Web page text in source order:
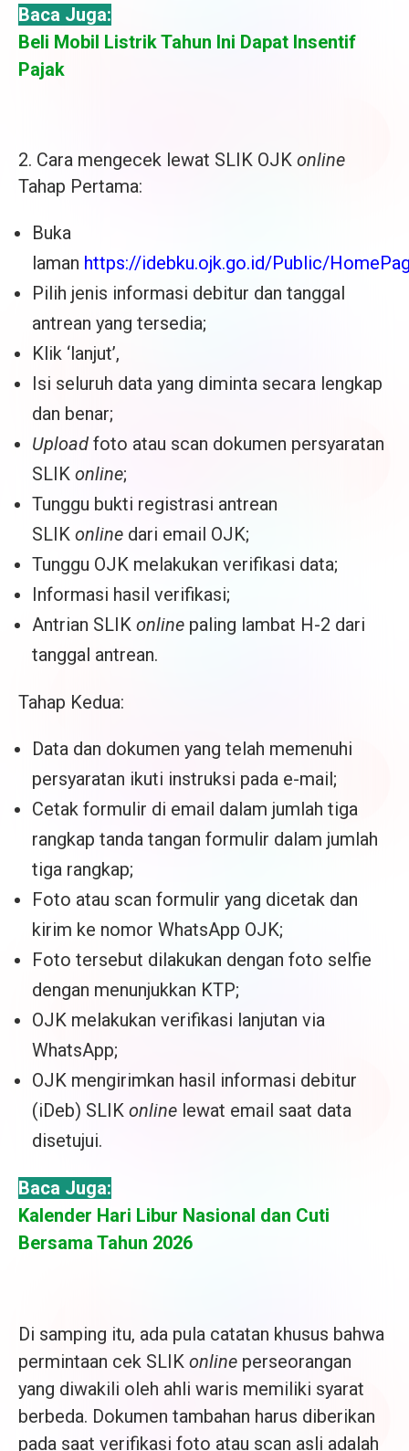
Baca Juga:
Beli Mobil Listrik Tahun Ini Dapat Insentif
Pajak
2. Cara mengecek lewat SLIK OJK online
Tahap Pertama:
Buka
laman https://idebku.ojk.go.id/Public/
Pilih jenis informasi debitur dan tanggal
antrean yang tersedia;
Klik ‘lanjut’,
Isi seluruh data yang diminta secara lengkap
dan benar;
Upload foto atau scan dokumen persyaratan
SLIK online;
Tunggu bukti registrasi antrean
SLIK online dari email OJK;
Tunggu OJK melakukan verifikasi data;
Informasi hasil verifikasi;
Antrian SLIK online paling lambat H-2 dari
tanggal antrean.
Tahap Kedua:
Data dan dokumen yang telah memenuhi
persyaratan ikuti instruksi pada e-mail;
Cetak formulir di email dalam jumlah tiga
rangkap tanda tangan formulir dalam jumlah
tiga rangkap;
Foto atau scan formulir yang dicetak dan
kirim ke nomor WhatsApp OJK;
Foto tersebut dilakukan dengan foto selfie
dengan menunjukkan KTP;
OJK melakukan verifikasi lanjutan via
WhatsApp;
OJK mengirimkan hasil informasi debitur
(iDeb) SLIK online lewat email saat data
disetujui.
Baca Juga:
Kalender Hari Libur Nasional dan Cuti
Bersama Tahun 2026
Di samping itu, ada pula catatan khusus bahwa
permintaan cek SLIK online perseorangan
yang diwakili oleh ahli waris memiliki syarat
berbeda. Dokumen tambahan harus diberikan
pada saat verifikasi foto atau scan asli adalah